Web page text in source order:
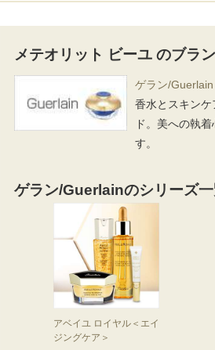
メテオリット ビーユ のブラ
ゲラン/Guerlain
香水とスキン
ド。美への執
す。
ゲラン/Guerlainのシリーズ
アベイユ ロイヤル＜エイ
ジングケア＞